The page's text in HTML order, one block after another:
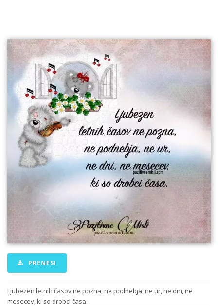
PRENESI
Ljubezen letnih časov ne pozna, ne podnebja, ne ur, ne dni, ne
mesecev, ki so drobci časa.